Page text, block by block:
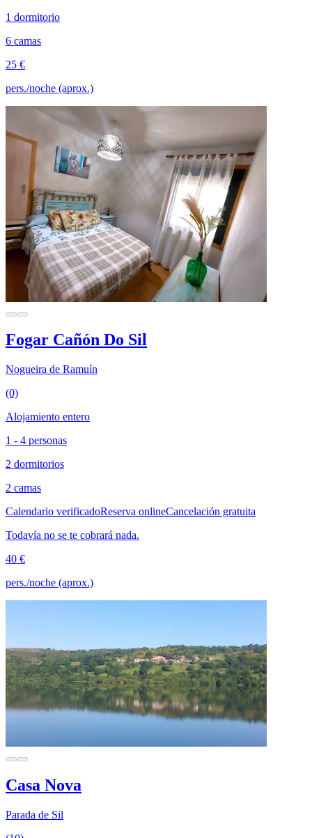
1 dormitorio
6 camas
25 €
pers./noche (aprox.)
Fogar Cañón Do Sil
Nogueira de Ramuín
(0)
Alojamiento entero
1 - 4 personas
2 dormitorios
2 camas
Calendario verificadoReserva onlineCancelación gratuita
Todavía no se te cobrará nada.
40 €
pers./noche (aprox.)
Casa Nova
Parada de Sil